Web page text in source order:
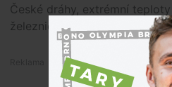
České dráhy, extrémní
železniční provoz a způsobit